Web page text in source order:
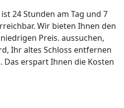
24 Stunden am Tag und 7
Wir bieten Ihnen den
Preis. aussuchen,
Ihr altes Schloss entfernen
Das erspart Ihnen die Kosten